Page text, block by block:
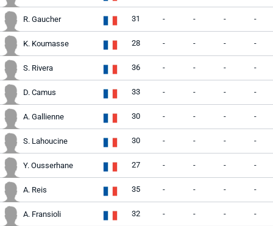
R. Gaucher 31 - - - -
K. Koumasse 28 - - - -
S. Rivera 36 - - - -
D. Camus 33 - - - -
A. Gallienne 30 - - - -
S. Lahoucine 30 - - - -
Y. Ousserhane 27 - - - -
A. Reis 35 - - - -
A. Fransioli 32 - - - -